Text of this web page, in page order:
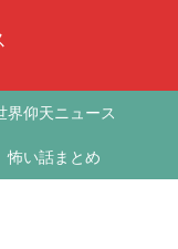
界仰天ニュース
怖い話まとめ